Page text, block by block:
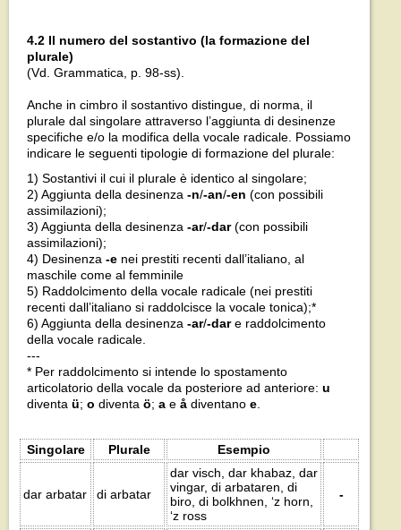
4.2 Il numero del sostantivo (la formazione del
plurale)
(Vd. Grammatica, p. 98-ss).
Anche in cimbro il sostantivo distingue, di norma, il
plurale dal singolare attraverso l’aggiunta di desinenze
specifiche e/o la modifica della vocale radicale. Possiamo
indicare le seguenti tipologie di formazione del plurale:
1) Sostantivi il cui il plurale è identico al singolare;
2) Aggiunta della desinenza -n/-an/-en (con possibili
assimilazioni);
3) Aggiunta della desinenza -ar/-dar(con possibili
assimilazioni);
4) Desinenza -e nei prestiti recenti dall’italiano, al
maschile come al femminile
5) Raddolcimento della vocale radicale (nei prestiti
recenti dall’italiano si raddolcisce la vocale tonica);*
6) Aggiunta della desinenza -ar/-dare raddolcimento
della vocale radicale.
---
* Per raddolcimento si intende lo spostamento
articolatorio della vocale da posteriore ad anteriore: u
diventa ü; o diventa ö; a e å diventano e
Singolare Plurale Esempio
dar arbatar di arbatar
dar visch, dar khabaz, dar
vingar, di arbataren, di
biro, di bolkhnen, ‘z horn,
‘z ross
-